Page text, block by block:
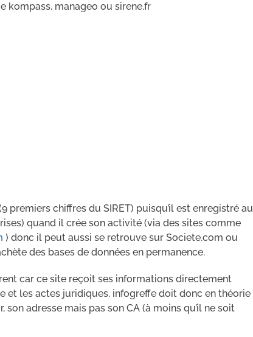
kompass, manageo ou sirene.fr
premiers chiffres du SIRET) puisqu’il est enregistré au
quand il crée son activité (via des sites comme
) donc il peut aussi se retrouve sur Societe.com ou
des bases de données en permanence.
car ce site reçoit ses informations directement
et les actes juridiques. infogreffe doit donc en théorie
son adresse mais pas son CA (à moins qu’il ne soit